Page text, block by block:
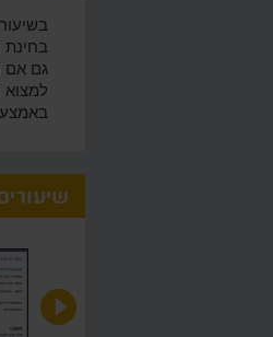
גם אם